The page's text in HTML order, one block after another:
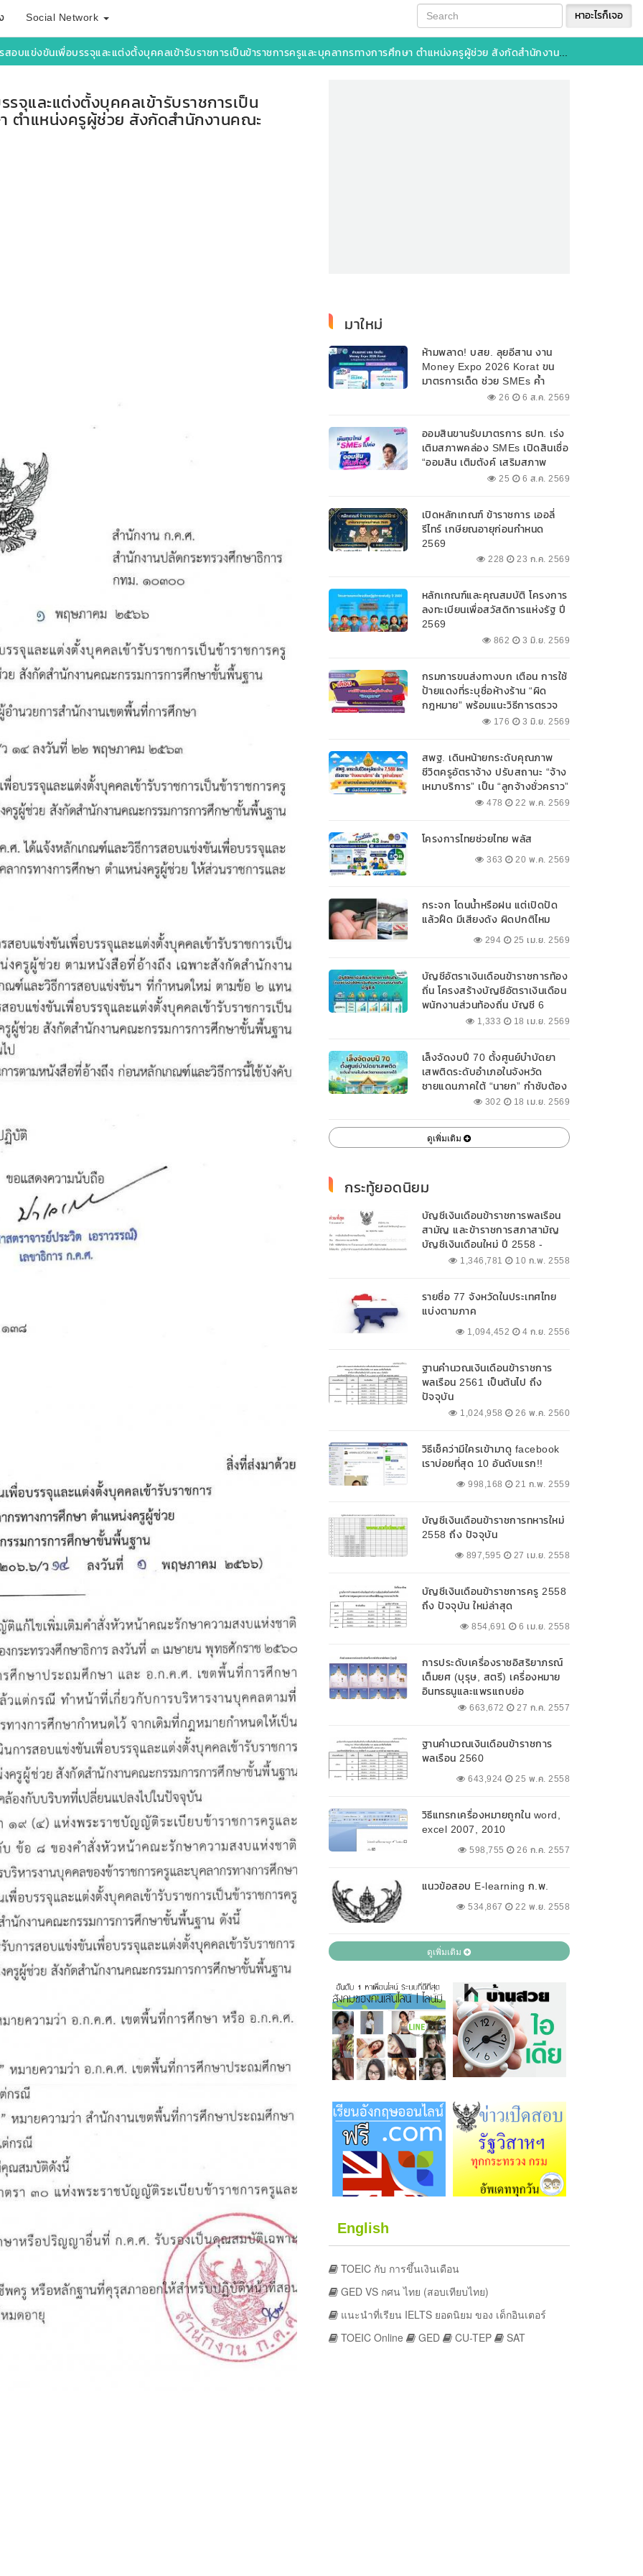
Social Network หาอะไรก็เจอ
ข่งขันเพื่อบรรจุและแต่งตั้งบุคคลเข้ารับราชการเป็นข้าราชการครูและบุคลากรทางการศึกษา ตำแหน่งครูผู้ช่วย สังกัดสำนักงานคณะกรรมการการศึกษาขั้นพื้นฐาน 2566
จุและแต่งตั้งบุคคลเข้ารับราชการเป็น
ตำแหน่งครูผู้ช่วย สังกัดสำนักงานคณะ
มาใหม่
ห้ามพลาด! บสย. ลุยอีสาน งาน
Money Expo 2026 Korat ขน
มาตรการเด็ด ช่วย SMEs ค้ำ
ประกันสินเชื่อ-แก้หนี้ 7-9 ส.ค. 69
26 6 ส.ค. 2569
ออมสินขานรับมาตรการ ธปท. เร่ง
เติมสภาพคล่อง SMEs เปิดสินเชื่อ
“ออมสิน เติมตังค์ เสริมสภาพ
คล่อง” วงเงินรวม 2,000
วงเงินกู้สูงสุด 100% ของหลัก
ประกัน ผ่อนนานสูงสุด 10 ปี
25 6 ส.ค. 2569
เปิดหลักเกณฑ์ ข้าราชการ เออลี่
รีไทร์ เกษียณอายุก่อนกำหนด
2569
228 23 ก.ค. 2569
หลักเกณฑ์และคุณสมบัติ โครงการ
ลงทะเบียนเพื่อสวัสดิการแห่งรัฐ ปี
2569
862 3 มิ.ย. 2569
กรมการขนส่งทางบก เตือน การใช้
ป้ายแดงที่ระบุชื่อห้างร้าน “ผิด
กฎหมาย” พร้อมแนะวิธีการตรวจ
สอบป้ายแดงที่ถูกต้อง
176 3 มิ.ย. 2569
สพฐ. เดินหน้ายกระดับคุณภาพ
ชีวิตครูอัตราจ้าง ปรับสถานะ “จ้าง
เหมาบริการ” เป็น “ลูกจ้างชั่วคราว”
478 22 พ.ค. 2569
โครงการไทยช่วยไทย พลัส
363 20 พ.ค. 2569
กระจก โดนน้ำหรือฝน แต่เปิดปัด
แล้วฝืด มีเสียงดัง ผิดปกติไหม
294 25 เม.ย. 2569
บัญชีอัตราเงินเดือนข้าราชการท้อง
ถิ่น โครงสร้างบัญชีอัตราเงินเดือน
พนักงานส่วนท้องถิ่น บัญชี 6
1,333 18 เม.ย. 2569
เล็งจัดงบปี 70 ตั้งศูนย์บำบัดยา
เสพติดระดับอำเภอในจังหวัด
ชายแดนภาคใต้ “นายก” กำชับต้อง
ออกแบบเฉพาะให้สอดคล้องกับ
302 18 เม.ย. 2569
ดูเพิ่มเติม
กระทู้ยอดนิยม
บัญชีเงินเดือนข้าราชการพลเรือน
สามัญ และข้าราชการสภาสามัญ
บัญชีเงินเดือนใหม่ ปี 2558 -
2562 ปัจจุบัน1,346,781 10 ก.พ. 2558
รายชื่อ 77 จังหวัดในประเทศไทย
แบ่งตามภาค
1,094,452 4 ก.ย. 2556
ฐานคำนวณเงินเดือนข้าราชการ
พลเรือน 2561 เป็นต้นไป ถึง
ปัจจุบัน
1,024,958 26 พ.ค. 2560
วิธีเช็คว่ามีใครเข้ามาดู facebook
เราบ่อยที่สุด 10 อันดับแรก!!
998,168 21 ก.พ. 2559
บัญชีเงินเดือนข้าราชการทหารใหม่
2558 ถึง ปัจจุบัน
897,595 27 เม.ย. 2558
บัญชีเงินเดือนข้าราชการครู 2558
ถึง ปัจจุบัน ใหม่ล่าสุด
854,691 6 เม.ย. 2558
การประดับเครื่องราชอิสริยาภรณ์
เต็มยศ (บุรุษ, สตรี) เครื่องหมาย
อินทรธนูและแพรแถบย่อ
663,672 27 ก.ค. 2557
ฐานคำนวณเงินเดือนข้าราชการ
พลเรือน 2560
643,924 25 พ.ค. 2558
วิธีแทรกเครื่องหมายถูกใน word,
excel 2007, 2010
598,755 26 ก.ค. 2557
แนวข้อสอบ E-learning ก.พ.
534,867 22 พ.ย. 2558
ดูเพิ่มเติม
English
TOEIC กับ การขึ้นเงินเดือน
GED VS กศน ไทย (สอบเทียบไทย)
แนะนำที่เรียน IELTS ยอดนิยม ของ เด็กอินเตอร์
TOEIC Online
GED CU-TEP SAT